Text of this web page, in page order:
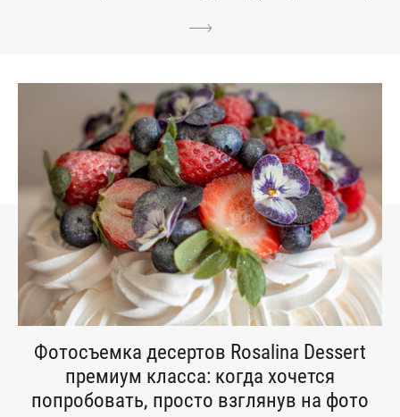
Фотосъемка десертов Rosalina Dessert
премиум класса: когда хочется
попробовать, просто взглянув на фото